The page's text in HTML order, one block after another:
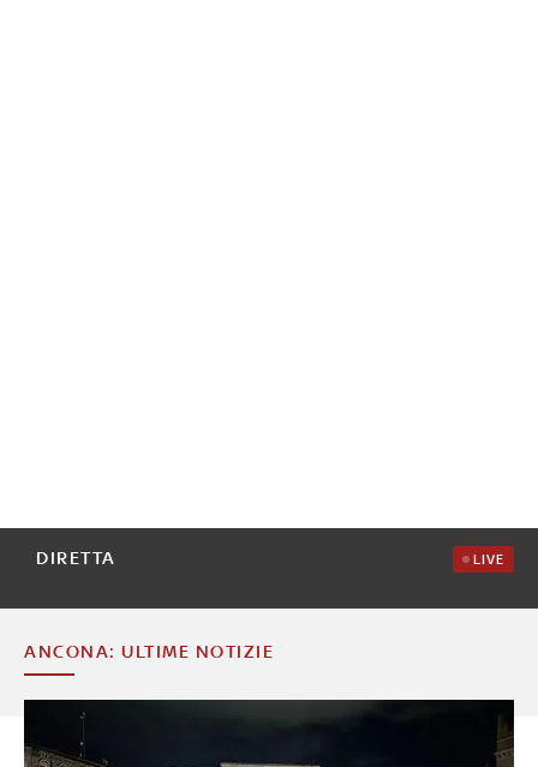
DIRETTA LIVE
ANCONA: ULTIME NOTIZIE